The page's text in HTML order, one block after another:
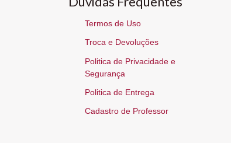
Termos de Uso
Troca e Devoluções
Politica de Privacidade e
Segurança
Politica de Entrega
Cadastro de Professor